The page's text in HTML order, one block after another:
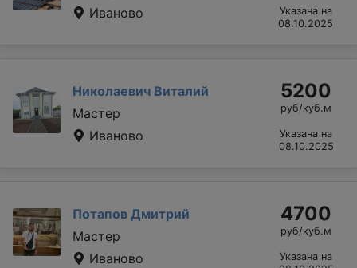
Иваново
Указана на
08.10.2025
Николаевич Виталий
Мастер
Иваново
5200
руб/куб.м
Указана на
08.10.2025
Потапов Дмитрий
Мастер
Иваново
4700
руб/куб.м
Указана на